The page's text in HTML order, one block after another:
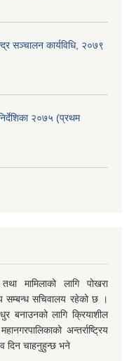
सञ्चालन कार्यविधि, २०७९
२०७५ (प्रथम
तथा मामिलाको लागि पोखरा
सम्बन्ध सचिवालय रहेको छ ।
बनाउनको लागि क्रियाशील
अन्तर्राष्ट्रिय
दिन चाहनुहुन्छ भने